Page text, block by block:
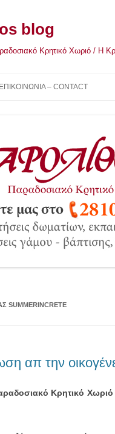
blog
Κρητικό Χωριό / Η
ΕΠΙΚΟΙΝΩΝΙΑ – CONTACT
SUMMERINCRETE
απ την
Κρητικό